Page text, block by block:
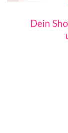
Dein